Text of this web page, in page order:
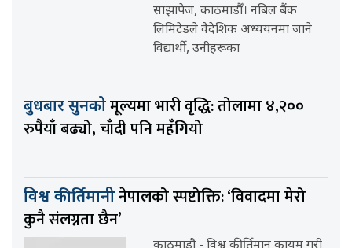
साझापेज, काठमाडौँ। नबिल बैंक
लिमिटेडले वैदेशिक अध्ययनमा जाने
विद्यार्थी, उनीहरूका
बुधबार सुनकोमूल्यमा भारी वृद्धि: तोलामा ४,२००
रुपैयाँ बढ्यो, चाँदी पनि महँगियो
विश्व कीर्तिमानीनेपालको स्पष्टोक्ति: ‘विवादमा मेरो
कुनै संलग्नता छैन’